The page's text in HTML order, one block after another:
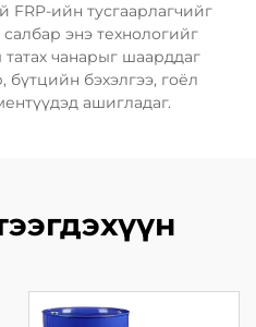
FRP-ийн тусгаарлагчийг
энэ технологийг
чанарыг шаарддаг
бүтцийн бэхэлгээ, гоёл
ашигладаг.